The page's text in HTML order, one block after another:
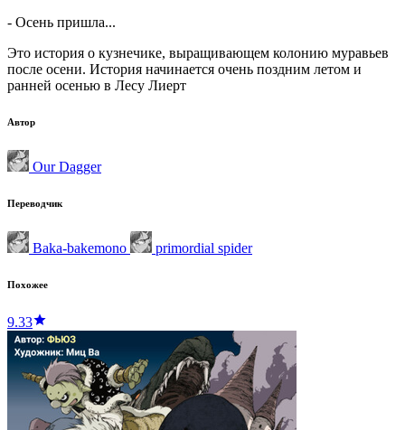
- Осень пришла...
Это история о кузнечике, выращивающем колонию муравьев
после осени. История начинается очень поздним летом и
ранней осенью в Лесу Лиерт
Автор
Our Dagger
Переводчик
Baka-bakemono primordial spider
Похожее
9.33